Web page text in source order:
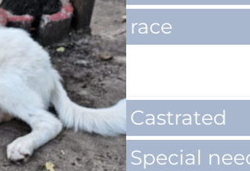
race
Castrated
Special